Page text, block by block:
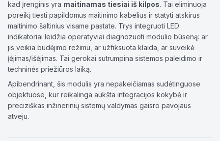
kad įrenginis yra maitinamas tiesiai iš kilpos. Tai eliminuoja
poreikį tiesti papildomus maitinimo kabelius ir statyti atskirus
maitinimo šaltinius visame pastate. Trys integruoti LED
indikatoriai leidžia operatyviai diagnozuoti modulio būseną: ar
jis veikia budėjimo režimu, ar užfiksuota klaida, ar suveikė
įėjimas/išėjimas. Tai gerokai sutrumpina sistemos paleidimo ir
techninės priežiūros laiką.
Apibendrinant, šis modulis yra nepakeičiamas sudėtinguose
objektuose, kur reikalinga aukšta integracijos kokybė ir
preciziškas inžinerinių sistemų valdymas gaisro pavojaus
atveju.